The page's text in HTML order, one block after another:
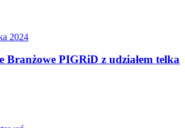
2024
Branżowe PIGRiD z udziałem telka